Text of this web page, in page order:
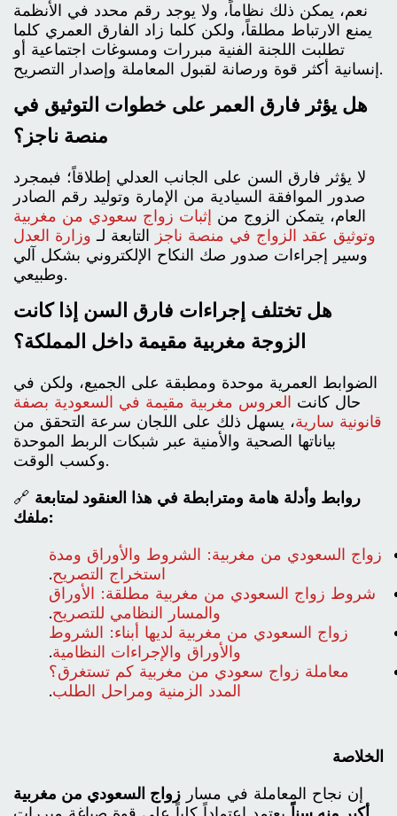
نعم، يمكن ذلك نظاماً، ولا يوجد رقم محدد في الأنظمة
يمنع الارتباط مطلقاً، ولكن كلما زاد الفارق العمري كلما
تطلبت اللجنة الفنية مبررات ومسوغات اجتماعية أو
إنسانية أكثر قوة ورصانة لقبول المعاملة وإصدار التصريح.
هل يؤثر فارق العمر على خطوات التوثيق في
منصة ناجز؟
لا يؤثر فارق السن على الجانب العدلي إطلاقاً؛ فبمجرد
صدور الموافقة السيادية من الإمارة وتوليد رقم الصادر
العام، يتمكن الزوج من إثبات زواج سعودي من مغربية
وتوثيق عقد الزواج في منصة ناجز التابعة لـ وزارة العدل
وسير إجراءات صدور صك النكاح الإلكتروني بشكل آلي
وطبيعي.
هل تختلف إجراءات فارق السن إذا كانت
الزوجة مغربية مقيمة داخل المملكة؟
الضوابط العمرية موحدة ومطبقة على الجميع، ولكن في
حال كانت العروس مغربية مقيمة في السعودية بصفة
قانونية سارية، يسهل ذلك على اللجان سرعة التحقق من
بياناتها الصحية والأمنية عبر شبكات الربط الموحدة
وكسب الوقت.
🔗 روابط وأدلة هامة ومترابطة في هذا العنقود لمتابعة
ملفك:
زواج السعودي من مغربية: الشروط والأوراق ومدة
استخراج التصريح.
شروط زواج السعودي من مغربية مطلقة: الأوراق
والمسار النظامي للتصريح.
زواج السعودي من مغربية لديها أبناء: الشروط
والأوراق والإجراءات النظامية.
معاملة زواج سعودي من مغربية كم تستغرق؟
المدد الزمنية ومراحل الطلب.
الخلاصة
إن نجاح المعاملة في مسار زواج السعودي من مغربية